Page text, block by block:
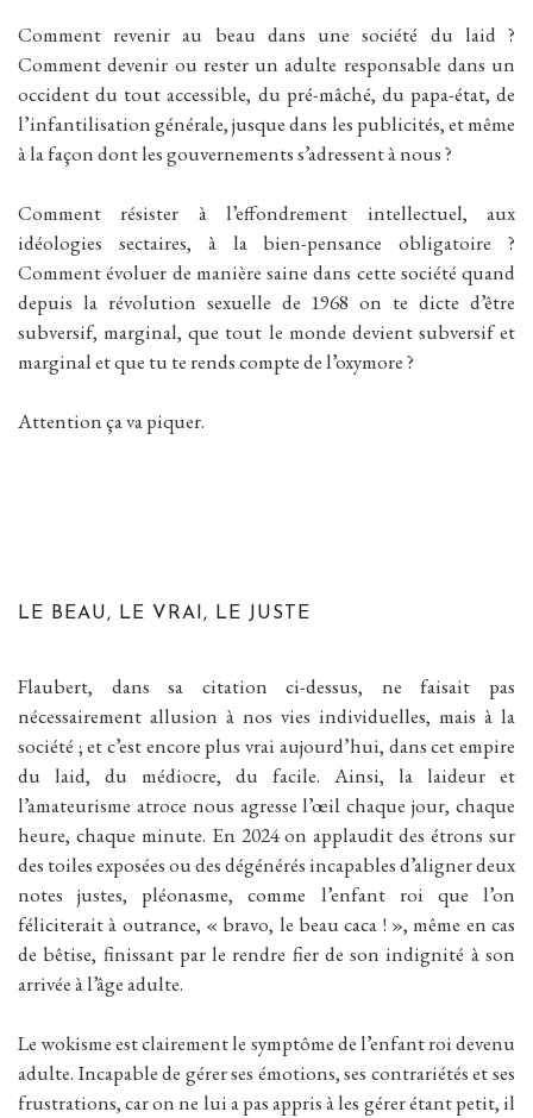
Comment revenir au beau dans une société du laid ?
Comment devenir ou rester un adulte responsable dans un
occident du tout accessible, du pré-mâché, du papa-état, de
l’infantilisation générale, jusque dans les publicités, et même
à la façon dont les gouvernements s’adressent à nous ?
Comment résister à l’effondrement intellectuel, aux
idéologies sectaires, à la bien-pensance obligatoire ?
Comment évoluer de manière saine dans cette société quand
depuis la révolution sexuelle de 1968 on te dicte d’être
subversif, marginal, que tout le monde devient subversif et
marginal et que tu te rends compte de l’oxymore ?
Attention ça va piquer.
LE BEAU, LE VRAI, LE JUSTE
Flaubert, dans sa citation ci-dessus, ne faisait pas
nécessairement allusion à nos vies individuelles, mais à la
société ; et c’est encore plus vrai aujourd’hui, dans cet empire
du laid, du médiocre, du facile. Ainsi, la laideur et
l’amateurisme atroce nous agresse l’œil chaque jour, chaque
heure, chaque minute. En 2024 on applaudit des étrons sur
des toiles exposées ou des dégénérés incapables d’aligner deux
notes justes, pléonasme, comme l’enfant roi que l’on
féliciterait à outrance, « bravo, le beau caca ! », même en cas
de bêtise, finissant par le rendre fier de son indignité à son
arrivée à l’âge adulte.
Le wokisme est clairement le symptôme de l’enfant roi devenu
adulte. Incapable de gérer ses émotions, ses contrariétés et ses
frustrations, car on ne lui a pas appris à les gérer étant petit, il